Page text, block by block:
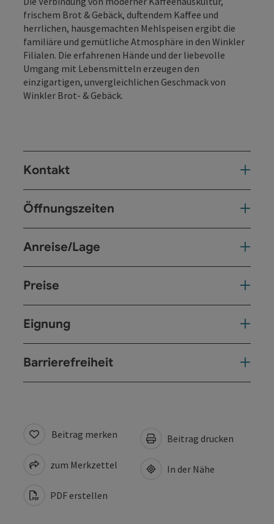
frischem Brot & Gebäck, duftendem Kaffee und
herrlichen, hausgemachten Mehlspeisen ergibt die
familiäre und gemütliche Atmosphäre in den Winkler
Filialen. Die erfahrenen Hände und der liebevolle
Umgang mit Lebensmitteln erzeugen den
einzigartigen, unvergleichlichen Geschmack von
Winkler Brot- & Gebäck.
Kontakt
Öffnungszeiten
Anreise/Lage
Preise
Eignung
Barrierefreiheit
Beitrag merken
zum Merkzettel
PDF erstellen
Beitrag drucken
In der Nähe